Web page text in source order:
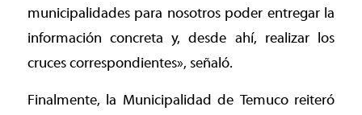
municipalidades para nosotros poder entregar la
información concreta y, desde ahí, realizar los
cruces correspondientes», señaló.
Finalmente, la Municipalidad de Temuco reiteró